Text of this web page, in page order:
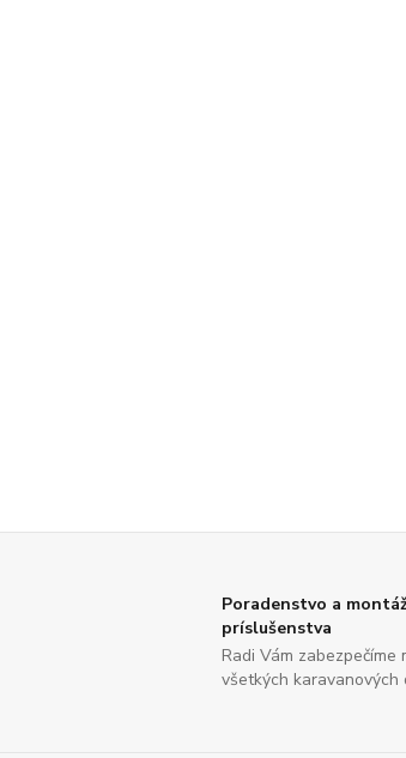
Poradenstvo a
príslušenstva
Radi Vám zabezpečíme
všetkých karavanových